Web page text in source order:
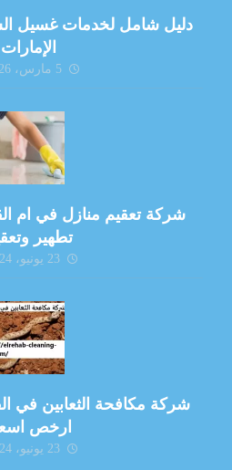
دليل شامل لخدمات غسيل
الإمارات
5 مارس، 2026
تطهير
23 يونيو، 2024
ارخص
23 يونيو، 2024